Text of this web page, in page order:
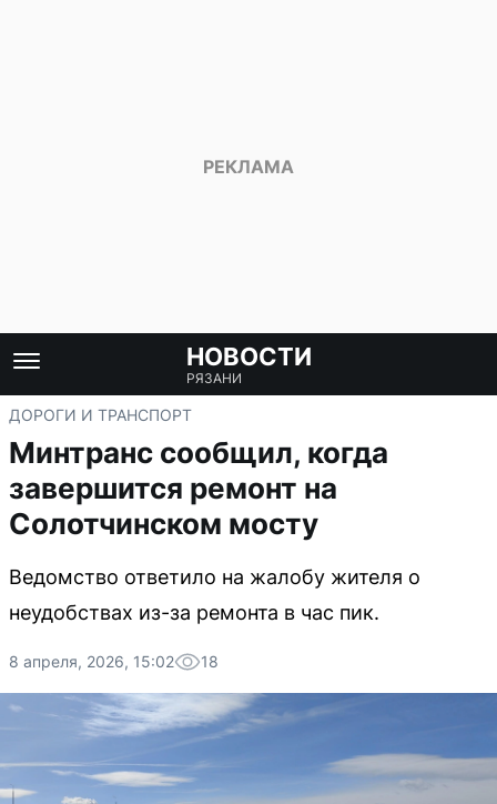
НОВОСТИ
РЯЗАНИ
ДОРОГИ И ТРАНСПОРТ
Минтранс сообщил, когда
завершится ремонт на
Солотчинском мосту
Ведомство ответило на жалобу жителя о
неудобствах из-за ремонта в час пик.
8 апреля, 2026, 15:02 18